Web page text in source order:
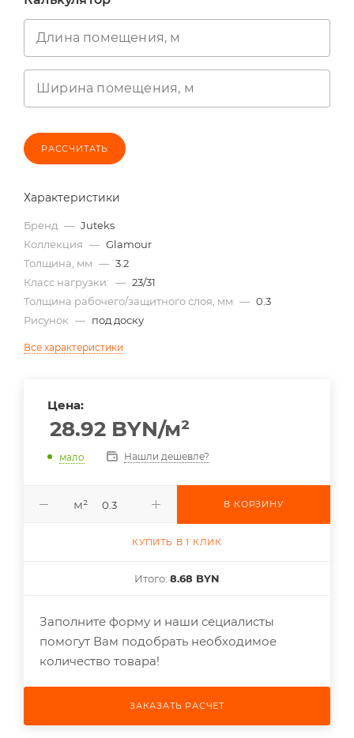
Длина помещения, м
Ширина помещения, м
РАССЧИТАТЬ
Характеристики
Бренд — Juteks
Коллекция — Glamour
Толщина, мм — 3.2
Класс нагрузки: — 23/31
Толщина рабочего/защитного слоя, мм — 0.3
Рисунок — под доску
Все характеристики
Цена:
28.92 BYN/м²
мало Нашли дешевле?
м² В КОРЗИНУ
КУПИТЬ В 1 КЛИК
Итого: 8.68 BYN
Заполните форму и наши сециалисты
помогут Вам подобрать необходимое
количество товара!
ЗАКАЗАТЬ РАСЧЕТ